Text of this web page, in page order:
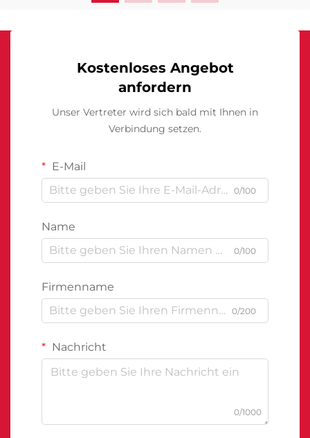
Kostenloses Angebot
anfordern
Unser Vertreter wird sich bald mit Ihnen in
Verbindung setzen.
E-Mail
0/100
Name
0/100
Firmenname
0/200
Nachricht
0/1000